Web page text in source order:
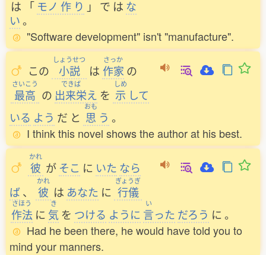
は
「 モノ 作 り 」 で は な
い。
"Software development" isn't "manufacture".
この
しょうせつ
小説 は
さっか
作家 の
さいこう
最高 の
できば
出来栄え を
しめ
示 して
いる よう だ と
おも
思 う 。
I think this novel shows the author at his best.
かれ
彼 が そこ に いた なら
ば、
かれ
彼 は あなた に
ぎょうぎ
行儀
さほう
作法 に
き
気 を つける ように
い
言った だろう に。
Had he been there, he would have told you to
mind your manners.